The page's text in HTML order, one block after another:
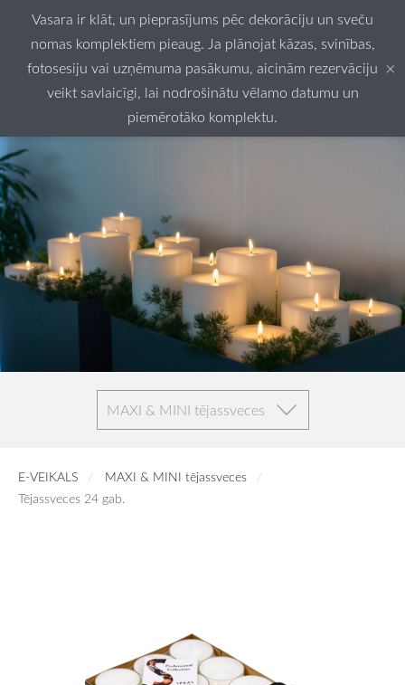
Vasara ir klāt, un pieprasījums pēc dekorāciju un sveču
nomas komplektiem pieaug. Ja plānojat kāzas, svinības,
fotosesiju vai uzņēmuma pasākumu, aicinām rezervāciju
veikt savlaicīgi, lai nodrošinātu vēlamo datumu un
piemērotāko komplektu.
×
MAXI & MINI tējassveces
E-VEIKALS
MAXI & MINI tējassveces
Tējassveces 24 gab.